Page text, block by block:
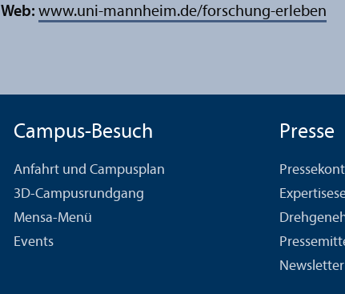
Web: www.uni-mannheim.de/forschung-erleben
Campus-Besuch
Anfahrt und Campusplan
3D-Campusrundgang
Mensa-Menü
Events
Presse